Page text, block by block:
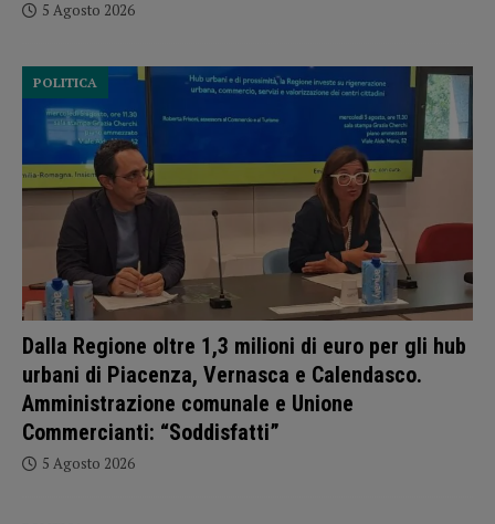
5 Agosto 2026
Dalla Regione oltre 1,3 milioni di euro per gli hub
urbani di Piacenza, Vernasca e Calendasco.
Amministrazione comunale e Unione
Commercianti: “Soddisfatti”
POLITICA
5 Agosto 2026